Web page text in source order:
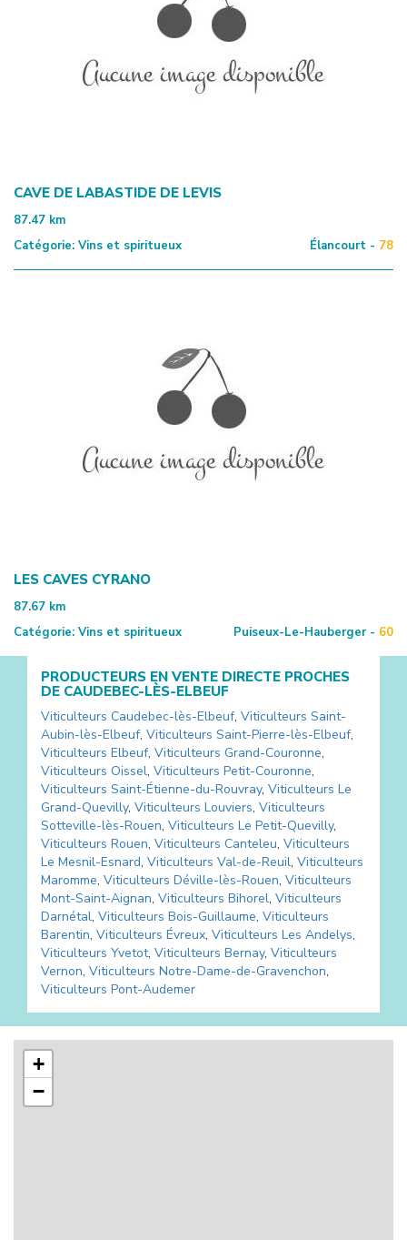
CAVE DE LABASTIDE DE LEVIS
87.47 km
Catégorie: Vins et spiritueux Élancourt - 78
LES CAVES CYRANO
87.67 km
Catégorie: Vins et spiritueux Puiseux-Le-Hauberger - 60
PRODUCTEURS EN VENTE DIRECTE PROCHES
DE CAUDEBEC-LÈS-ELBEUF
Viticulteurs Caudebec-lès-Elbeuf, Viticulteurs Saint-
Aubin-lès-Elbeuf, Viticulteurs Saint-Pierre-lès-Elbeuf,
Viticulteurs Elbeuf, Viticulteurs Grand-Couronne,
Viticulteurs Oissel, Viticulteurs Petit-Couronne,
Viticulteurs Saint-Étienne-du-Rouvray, Viticulteurs Le
Grand-Quevilly, Viticulteurs Louviers, Viticulteurs
Sotteville-lès-Rouen, Viticulteurs Le Petit-Quevilly,
Viticulteurs Rouen, Viticulteurs Canteleu, Viticulteurs
Le Mesnil-Esnard, Viticulteurs Val-de-Reuil, Viticulteurs
Maromme, Viticulteurs Déville-lès-Rouen, Viticulteurs
Mont-Saint-Aignan, Viticulteurs Bihorel, Viticulteurs
Darnétal, Viticulteurs Bois-Guillaume, Viticulteurs
Barentin, Viticulteurs Évreux, Viticulteurs Les Andelys,
Viticulteurs Yvetot, Viticulteurs Bernay, Viticulteurs
Vernon, Viticulteurs Notre-Dame-de-Gravenchon,
Viticulteurs Pont-Audemer
+
−